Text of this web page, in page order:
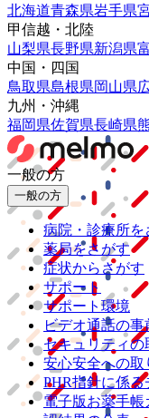
北海道青森県岩手県
甲信越・北陸
山梨県長野県新潟県
中国・四国
鳥取県島根県岡山県
九州・沖縄
福岡県佐賀県長崎県
一般の方
一般の方
病院・診療所を
薬局をさがす
症状からさがす
サポート
サポート環境
ビデオ通話の事
セキュリティの
安心安全への取
PHR指針に係
電子版お薬手